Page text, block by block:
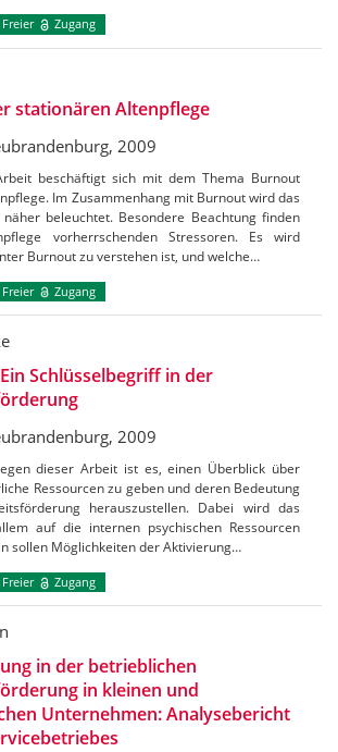
Freier Zugang
stationären Altenpflege
2009
beschäftigt sich mit dem Thema Burnout
Im Zusammenhang mit Burnout wird das
näher beleuchtet. Besondere Beachtung finden
vorherrschenden Stressoren. Es wird
Burnout zu verstehen ist, und welche…
Freier Zugang
Schlüsselbegriff in der
2009
dieser Arbeit ist es, einen Überblick über
Ressourcen zu geben und deren Bedeutung
herauszustellen. Dabei wird das
auf die internen psychischen Ressourcen
sollen Möglichkeiten der Aktivierung…
Freier Zugang
in der betrieblichen
in kleinen und
Unternehmen: Analysebericht